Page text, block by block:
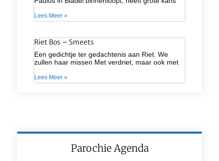
Lees Meer »
Riet Bos – Smeets
Een gedichtje ter gedachtenis aan Riet. We
zullen haar missen Met verdriet, maar ook met
Lees Meer »
Parochie Agenda